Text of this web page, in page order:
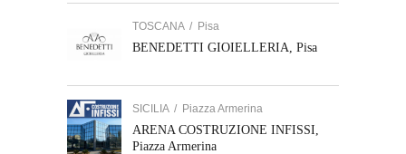
TOSCANA / Pisa
BENEDETTI GIOIELLERIA, Pisa
SICILIA / Piazza Armerina
ARENA COSTRUZIONE INFISSI,
Piazza Armerina